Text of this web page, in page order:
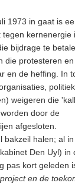
1973 in gaat is
kernenergie
bijdrage te
die protesteren
en de heffing. In
weigeren die
door de
afgesloten.
bakzeil halen; al
Den Uyl) in
pas kort geleden
en de